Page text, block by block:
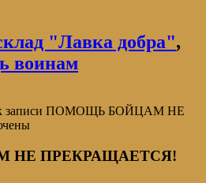
"Лавка добра",
воинам
записи ПОМОЩЬ БОЙЦАМ НЕ
ПРЕКРАЩАЕТСЯ!